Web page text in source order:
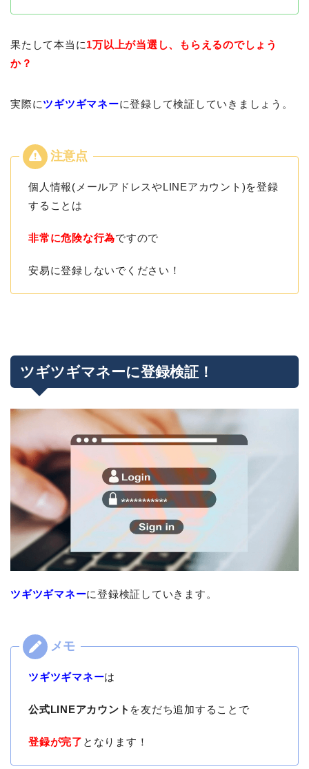
果たして本当に1万以上が当選し、もらえるのでしょう
か？
実際にツギツギマネーに登録して検証していきましょう。
個人情報(メールアドレスやLINEアカウント)を登録
することは
非常に危険な行為ですので
安易に登録しないでください！
ツギツギマネーに登録検証！
ツギツギマネーに登録検証していきます。
ツギツギマネーは
公式LINEアカウント を友だち追加することで
登録が完了 となります！